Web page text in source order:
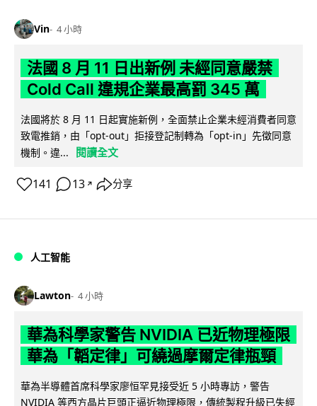
Vin 4 小時
法國 8 月 11 日出新例 未經同意嚴禁
Cold Call 違規企業最高罰 345 萬
法國將於 8 月 11 日起實施新例，全面禁止企業未經消費者同意
致電推銷，由「opt-out」拒接登記制轉為「opt-in」先徵同意
機制。違...
閱讀全文
141 13 ↗ 分享
人工智能
Lawton 4 小時
華為科學家警告 NVIDIA 已近物理極限
華為「韜定律」可繞過摩爾定律瓶頸
華為半導體首席科學家廖恒罕見接受近 5 小時專訪，警告
NVIDIA 等西方晶片巨頭正逼近物理極限，傳統製程升級已失經